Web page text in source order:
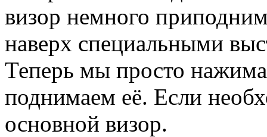
визор немного
наверх специальными
Теперь мы просто
поднимаем её. Если
основной визор.